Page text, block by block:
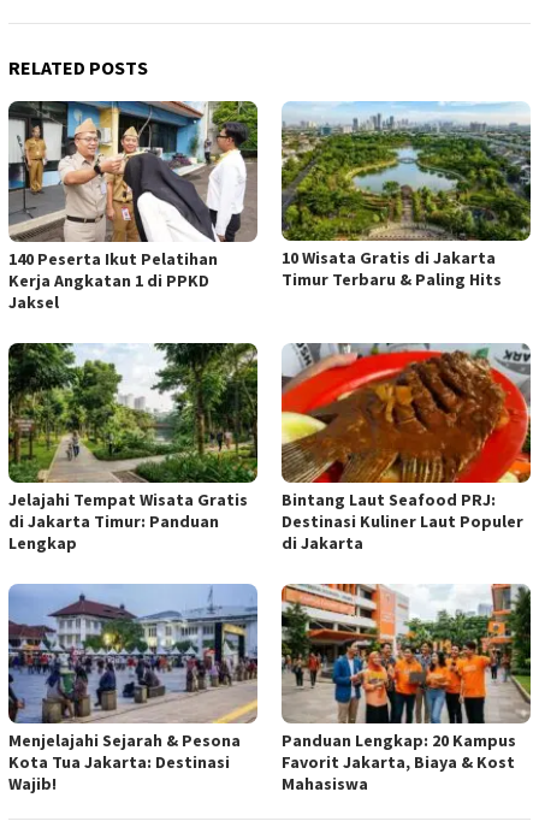
RELATED POSTS
140 Peserta Ikut Pelatihan
Kerja Angkatan 1 di PPKD
Jaksel
10 Wisata Gratis di Jakarta
Timur Terbaru & Paling Hits
Jelajahi Tempat Wisata Gratis
di Jakarta Timur: Panduan
Lengkap
Bintang Laut Seafood PRJ:
Destinasi Kuliner Laut Populer
di Jakarta
Menjelajahi Sejarah & Pesona
Kota Tua Jakarta: Destinasi
Wajib!
Panduan Lengkap: 20 Kampus
Favorit Jakarta, Biaya & Kost
Mahasiswa